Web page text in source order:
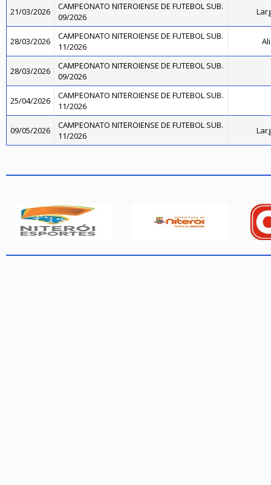
21/03/2026
CAMPEONATO NITEROIENSE DE FUTEBOL SUB.
09/2026
28/03/2026
CAMPEONATO NITEROIENSE DE FUTEBOL SUB.
11/2026
28/03/2026
CAMPEONATO NITEROIENSE DE FUTEBOL SUB.
09/2026
25/04/2026
CAMPEONATO NITEROIENSE DE FUTEBOL SUB.
11/2026
09/05/2026
CAMPEONATO NITEROIENSE DE FUTEBOL SUB.
11/2026